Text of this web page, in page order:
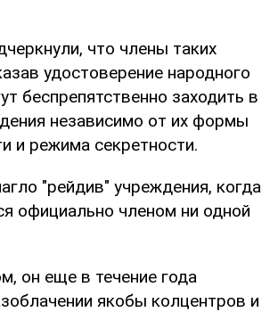
что члены таких
удостоверение народного
беспрепятственно заходить в
независимо от их формы
и режима секретности.
"рейдив" учреждения, когда
официально членом ни одной
он еще в течение года
якобы колцентров и